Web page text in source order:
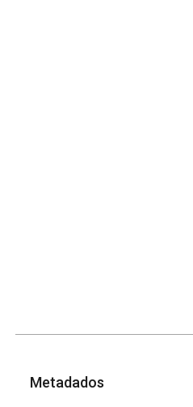
Metadados